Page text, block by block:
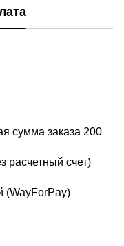
сумма заказа 200
расчетный счет)
(WayForPay)